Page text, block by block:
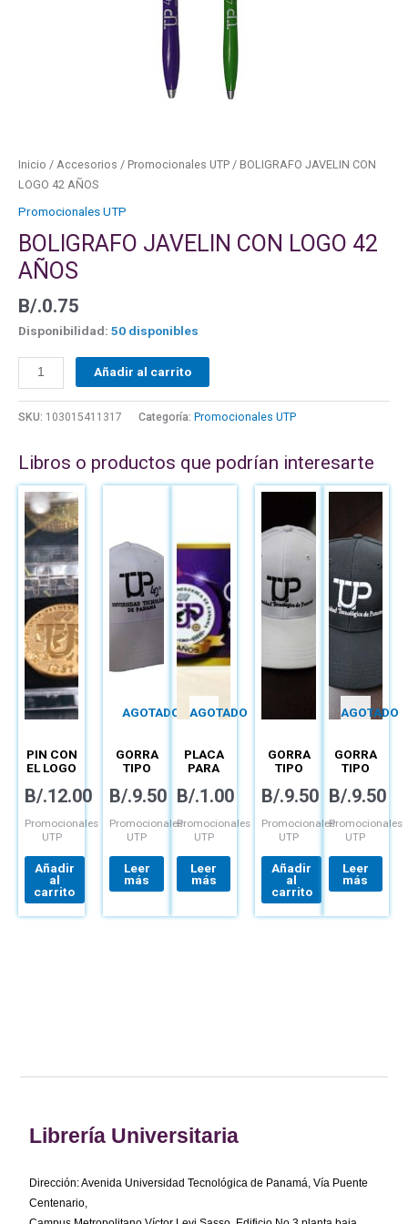
Inicio / Accesorios / Promocionales UTP / BOLIGRAFO JAVELIN CON
LOGO 42 AÑOS
Promocionales UTP
BOLIGRAFO JAVELIN CON LOGO 42
AÑOS
B/.0.75
Disponibilidad: 50 disponibles
Añadir al carrito
SKU: 103015411317 Categoría: Promocionales UTP
Libros o productos que podrían interesarte
PIN CON
EL LOGO
UTP
MARIPOSA
Y
B/.12.00
Promocionales
UTP
Añadir
al
carrito
AGOTADO
GORRA
TIPO
BLANCA
LOGO 42
AÑOS
B/.9.50
Promocionales
UTP
Leer
más
AGOTADO
PLACA
PARA
LOGO 40
B/.1.00
Promocionales
UTP
Leer
más
GORRA
TIPO
BLANCA
INICIALES
Y
UTP
B/.9.50
Promocionales
UTP
Añadir
al
carrito
AGOTADO
GORRA
TIPO
NEGRA
INICIALES
Y
UTP
B/.9.50
Promocionales
UTP
Leer
más
Librería Universitaria
Dirección: Avenida Universidad Tecnológica de Panamá, Vía Puente
Centenario,